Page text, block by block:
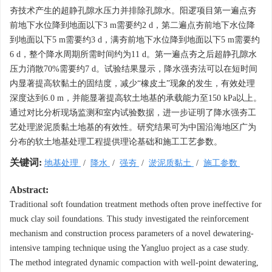
夯技术产生的超静孔隙水压力并排除孔隙水。阳逻项目第一遍点夯
前地下水位降到地面以下3 m需要约2 d，第二遍点夯前地下水位降
到地面以下5 m需要约3 d，满夯前地下水位降到地面以下5 m需要约
6 d，整个降水周期所需时间约为11 d。第一遍点夯之后超静孔隙水
压力消散70%需要约7 d。试验结果显示，降水强夯法可以在短时间
内显著提高软黏土的固结度，减少“橡皮土”现象的发生，有效处理
深度达到6.0 m，并能显著提高软土地基的承载能力至150 kPa以上。
通过对比分析现场监测和室内试验数据，进一步证明了降水强夯工
艺处理淤泥质黏土地基的有效性。研究结果可为中国沿海地区广为
分布的软土地基处理工程提供理论基础和施工工艺参数。
关键词: 地基处理 / 降水 / 强夯 / 淤泥质黏土 / 施工参数
Abstract:
Traditional soft foundation treatment methods often prove ineffective for
muck clay soil foundations. This study investigated the reinforcement
mechanism and construction process parameters of a novel dewatering-
intensive tamping technique using the Yangluo project as a case study.
The method integrated dynamic compaction with well-point dewatering,